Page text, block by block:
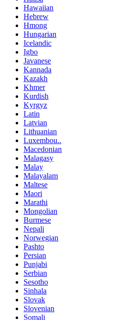
Hawaiian
Hebrew
Hmong
Hungarian
Icelandic
Igbo
Javanese
Kannada
Kazakh
Khmer
Kurdish
Kyrgyz
Latin
Latvian
Lithuanian
Luxembou..
Macedonian
Malagasy
Malay
Malayalam
Maltese
Maori
Marathi
Mongolian
Burmese
Nepali
Norwegian
Pashto
Persian
Punjabi
Serbian
Sesotho
Sinhala
Slovak
Slovenian
Somali